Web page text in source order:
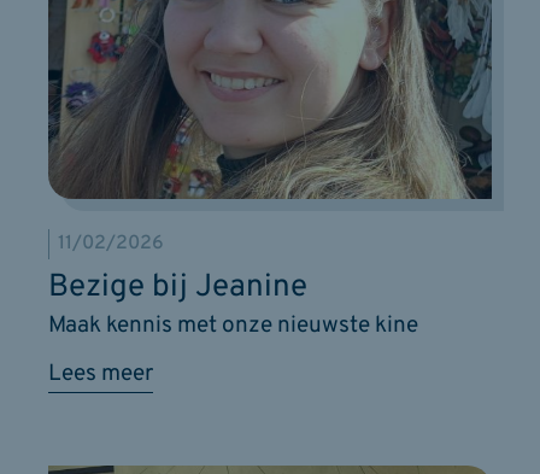
Lees meer
Maak kennis met onze nieuwste kine
Bezige bij Jeanine
11/02/2026